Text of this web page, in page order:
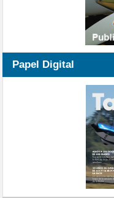
Papel Digital